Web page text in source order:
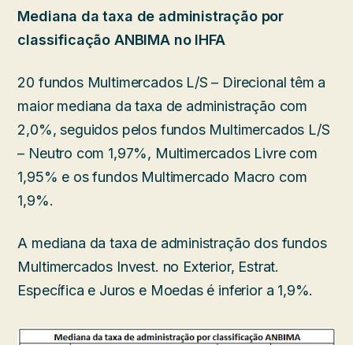
Mediana da taxa de administração por
classificação ANBIMA no IHFA
20 fundos Multimercados L/S – Direcional têm a
maior mediana da taxa de administração com
2,0%, seguidos pelos fundos Multimercados L/S
– Neutro com 1,97%, Multimercados Livre com
1,95% e os fundos Multimercado Macro com
1,9%.
A mediana da taxa de administração dos fundos
Multimercados Invest. no Exterior, Estrat.
Específica e Juros e Moedas é inferior a 1,9%.